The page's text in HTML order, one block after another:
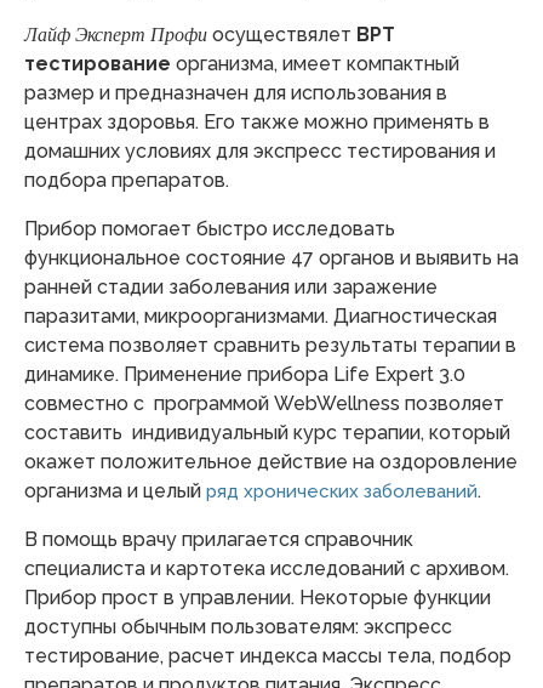
Лайф Эксперт Профи осуществялет ВРТ
тестирование организма, имеет компактный
размер и предназначен для использования в
центрах здоровья. Его также можно применять в
домашних условиях для экспресс тестирования и
подбора препаратов.
Прибор помогает быстро исследовать
функциональное состояние 47 органов и выявить на
ранней стадии заболевания или заражение
паразитами, микроорганизмами. Диагностическая
система позволяет сравнить результаты терапии в
динамике. Применение прибора Life Expert 3.0
совместно с программой WebWellness позволяет
составить индивидуальный курс терапии, который
окажет положительное действие на оздоровление
организма и целый ряд хронических заболеваний.
В помощь врачу прилагается справочник
специалиста и картотека исследований с архивом.
Прибор прост в управлении. Некоторые функции
доступны обычным пользователям: экспресс
тестирование, расчет индекса массы тела, подбор